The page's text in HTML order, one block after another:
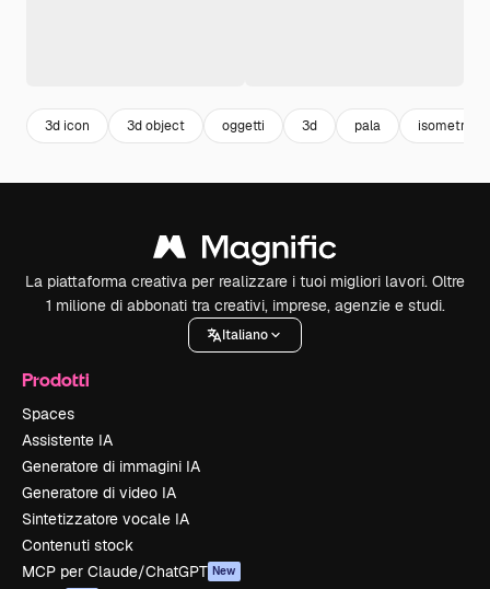
3d icon 3d object oggetti 3d pala isometric
La piattaforma creativa per realizzare i tuoi migliori lavori. Oltre
1 milione di abbonati tra creativi, imprese, agenzie e studi.
Italiano
Prodotti
Spaces
Assistente IA
Generatore di immagini IA
Generatore di video IA
Sintetizzatore vocale IA
Contenuti stock
MCP per Claude/ChatGPT New